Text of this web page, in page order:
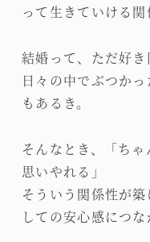
って生きていける関
結婚って、ただ好き
日々の中でぶつか
もあるき。
そんなとき、「ち
思いやれる」
そういう関係性が
しての安心感につな